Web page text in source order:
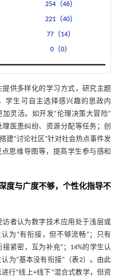
254（46）
221（40）
77（14）
0（0）
供多样化的学习方式，研究主题
学生可自主选择感兴趣的思政内
灵活。如开发“伦理决策大冒险”
医患纠纷、资源分配等任务；创
建“讨论社区”针对社会热点事件发
思维导图等，提高学生参与感和
度与广度不够，个性化指导不
者认为数字技术应用处于浅层或
为“有衔接，但不够流畅”；只有
接紧密，互为补充”；14%的学生认
认为“基本没有衔接”（表2）。由此
行“线上+线下”混合式教学，但资